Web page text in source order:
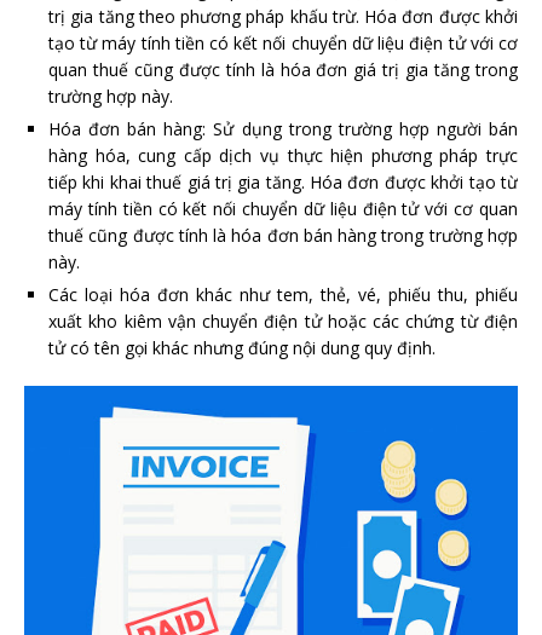
trị gia tăng theo phương pháp khấu trừ. Hóa đơn được khởi
tạo từ máy tính tiền có kết nối chuyển dữ liệu điện tử với cơ
quan thuế cũng được tính là hóa đơn giá trị gia tăng trong
trường hợp này.
Hóa đơn bán hàng: Sử dụng trong trường hợp người bán
hàng hóa, cung cấp dịch vụ thực hiện phương pháp trực
tiếp khi khai thuế giá trị gia tăng. Hóa đơn được khởi tạo từ
máy tính tiền có kết nối chuyển dữ liệu điện tử với cơ quan
thuế cũng được tính là hóa đơn bán hàng trong trường hợp
này.
Các loại hóa đơn khác như tem, thẻ, vé, phiếu thu, phiếu
xuất kho kiêm vận chuyển điện tử hoặc các chứng từ điện
tử có tên gọi khác nhưng đúng nội dung quy định.